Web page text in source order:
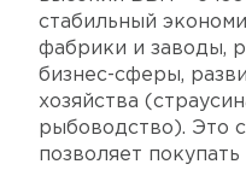
стабильный
фабрики и заводы,
бизнес-сферы,
хозяйства
рыбоводство). Это
позволяет